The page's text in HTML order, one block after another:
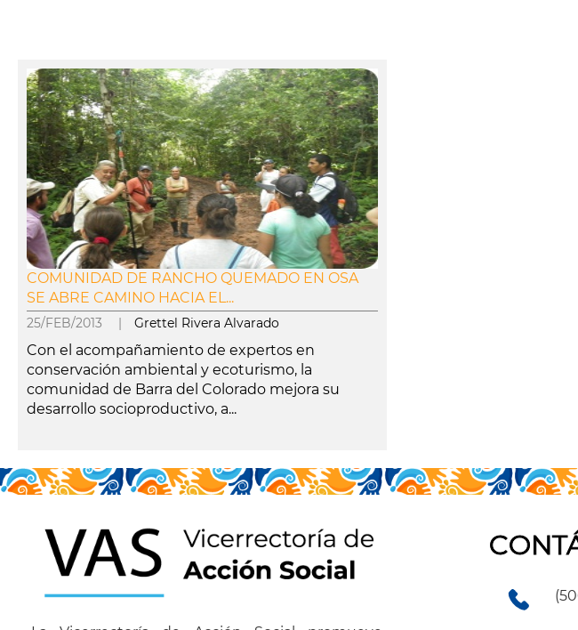
COMUNIDAD DE RANCHO QUEMADO EN OSA
SE ABRE CAMINO HACIA EL...
25/FEB/2013 | Grettel Rivera Alvarado
Con el acompañamiento de expertos en
conservación ambiental y ecoturismo, la
comunidad de Barra del Colorado mejora su
desarrollo socioproductivo, a...